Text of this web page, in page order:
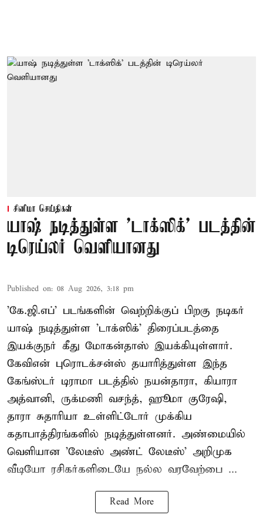
சினிமா செய்திகள்
யாஷ் நடித்துள்ள 'டாக்‌ஸிக்' படத்தின்
டிரெய்லர் வெளியானது
Published on: 08 Aug 2026, 3:18 pm
'கே.ஜி.எப்' படங்களின் வெற்றிக்குப் பிறகு நடிகர்
யாஷ் நடித்துள்ள 'டாக்ஸிக்' திரைப்படத்தை
இயக்குநர் கீது மோகன்தாஸ் இயக்கியுள்ளார்.
கேவிஎன் புரொடக்சன்ஸ் தயாரித்துள்ள இந்த
கேங்ஸ்டர் டிராமா படத்தில் நயன்தாரா, கியாரா
அத்வானி, ருக்மணி வசந்த், ஹூமா குரேஷி,
தாரா சுதாரியா உள்ளிட்டோர் முக்கிய
கதாபாத்திரங்களில் நடித்துள்ளனர். அண்மையில்
வெளியான 'லேடீஸ் அண்ட் லேடீஸ்' அறிமுக
வீடியோ ரசிகர்களிடையே நல்ல வரவேற்பை ...
Read More